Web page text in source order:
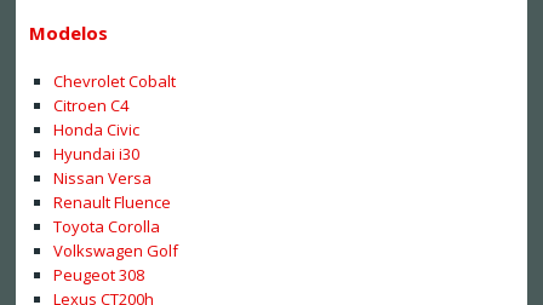
Modelos
Chevrolet Cobalt
Citroen C4
Honda Civic
Hyundai i30
Nissan Versa
Renault Fluence
Toyota Corolla
Volkswagen Golf
Peugeot 308
Lexus CT200h